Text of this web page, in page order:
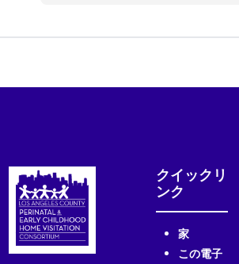
クイックリ
ンク
家
この電子